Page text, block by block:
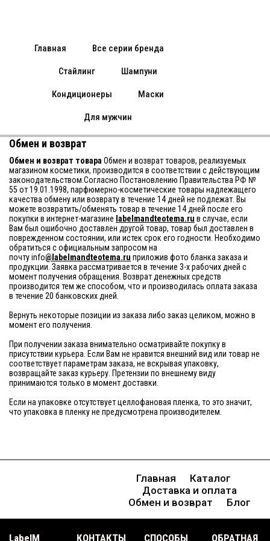
Главная Все серии бренда
Стайлинг Шампуни
Кондиционеры Маски
Для мужчин
Обмен и возврат
Обмен и возврат товара Обмен и возврат товаров, реализуемых
магазином косметики, производится в соответствии с действующим
законодательством.Согласно Постановлению Правительства РФ №
55 от 19.01.1998, парфюмерно-косметические товары надлежащего
качества обмену или возврату в течение 14 дней не подлежат. Вы
можете возвратить/обменять товар в течение 14 дней после его
покупки в интернет-магазине labelmandteotema.ru в случае, если
Вам был ошибочно доставлен другой товар, товар был доставлен в
поврежденном состоянии, или истек срок его годности. Необходимо
обратиться с официальным запросом на
почту info@labelmandteotema.ru приложив фото бланка заказа и
продукции. Заявка рассматривается в течение 3-х рабочих дней с
момент получения обращения. Возврат денежных средств
производится тем же способом, что и производилась оплата заказа
в течение 20 банковских дней.
Вернуть некоторые позиции из заказа либо заказ целиком, можно в
момент его получения.
При получении заказа внимательно осматривайте покупку в
присутствии курьера. Если Вам не нравится внешний вид или товар не
соответствует параметрам заказа, не вскрывая упаковку,
возвращайте заказ курьеру. Претензии по внешнему виду
принимаются только в момент доставки.
Если на упаковке отсутствует целлофановая пленка, то это значит,
что упаковка в пленку не предусмотрена производителем.
Главная
Каталог
Доставка и оплата
Обмен и возврат
Блог
LabelM КОНТАКТЫ CПОСОБЫ ОБРАТНАЯ